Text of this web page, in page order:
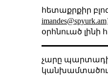
հետաքրքիր բլոգ
imandes@spyurk.am
օրհնուած լինի
չարը պարտադիր